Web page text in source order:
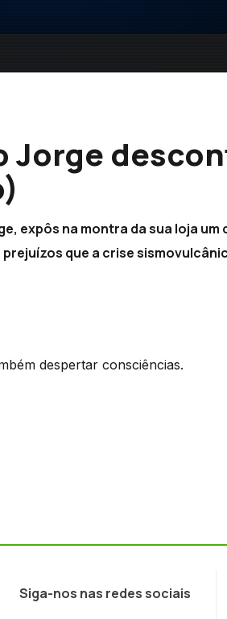
Jorge
expôs na montra da sua loja
que a crise
despertar consciências.
Siga-nos nas redes sociais